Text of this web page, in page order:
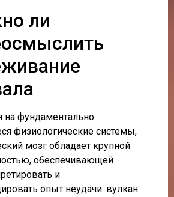
ли
на фундаментально
физиологические системы,
мозг обладает крупной
обеспечивающей
и
опыт неудачи. вулкан